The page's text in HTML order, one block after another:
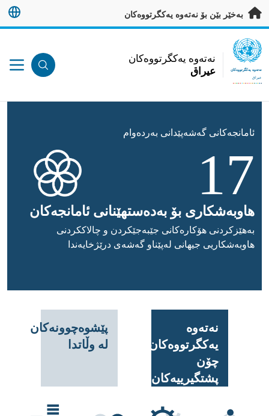
بەرەو ناوەڕۆکی سەرەکی بڕۆ
بەخێر بێن بۆ نەتەوە یەکگرتووەکان
UN Logo
نەتەوە یەکگرتووەکان
عيراق
نەتەوە یەکگرتووەکان
عيراق
ئامانجه‌كانى گه‌شه‌پێدانى به‌رده‌وام
17
هاوبه‌شكارى بۆ به‌ده‌ستهێنانى ئامانجه‌كان
به‌هێزكردنى هۆكاره‌كانى جێبه‌جێكردن و چالاككردنى
هاوبه‌شكاريى جيهانى له‌پێناو گه‌شه‌ى درێژخايه‌ندا
نەتەوە
یەکگرتووەکان
چۆن
پشتگیرییەکان
پێشوەچوونەکان
لە وڵاتدا